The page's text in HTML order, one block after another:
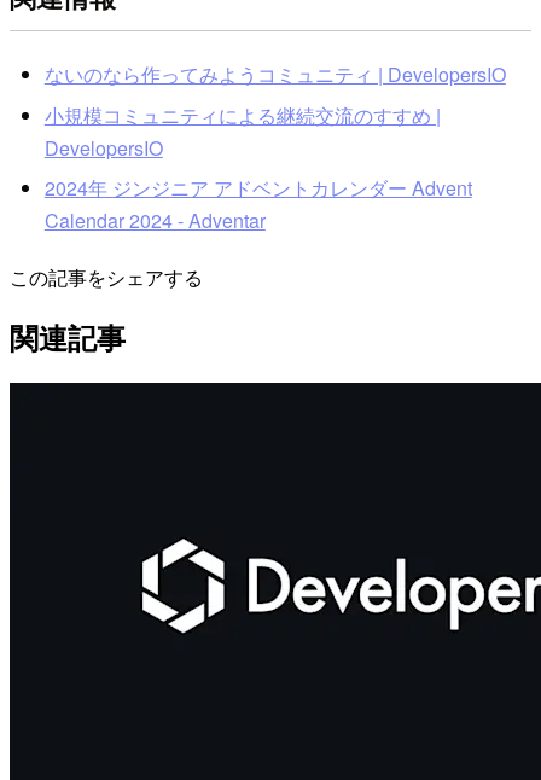
ないのなら作ってみようコミュニティ | DevelopersIO
小規模コミュニティによる継続交流のすすめ |
DevelopersIO
2024年 ジンジニア アドベントカレンダー Advent
Calendar 2024 - Adventar
この記事をシェアする
関連記事